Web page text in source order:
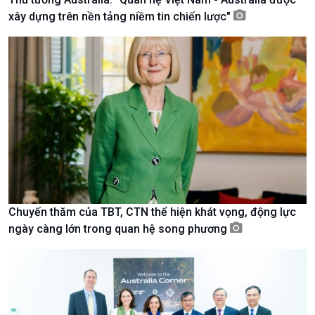
Kinh tế
Tin Kinh tế
Trước giờ mở cửa
Dòng chảy Kinh tế
Tuyên chiến với gian lận
Nông nghiệp & Biển đảo
Tin Nông nghiệp & Biển
đảo
Mùa vàng
Tâm tình biên giới và hải
đảo
Tìm hiểu biển, đảo Việt
xây dựng trên nền tảng niềm tin chiến lược"
Chuyến thăm của TBT, CTN thể hiện khát vọng, động lực
ngày càng lớn trong quan hệ song phương